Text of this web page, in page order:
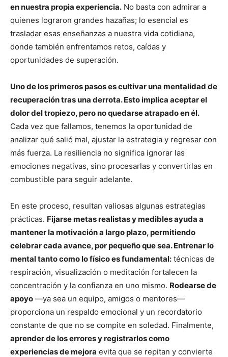
en nuestra propia experiencia. No basta con admirar a
quienes lograron grandes hazañas; lo esencial es
trasladar esas enseñanzas a nuestra vida cotidiana,
donde también enfrentamos retos, caídas y
oportunidades de superación.
Uno de los primeros pasos es cultivar una mentalidad de
recuperación tras una derrota. Esto implica aceptar el
dolor del tropiezo, pero no quedarse atrapado en él.
Cada vez que fallamos, tenemos la oportunidad de
analizar qué salió mal, ajustar la estrategia y regresar con
más fuerza. La resiliencia no significa ignorar las
emociones negativas, sino procesarlas y convertirlas en
combustible para seguir adelante.
En este proceso, resultan valiosas algunas estrategias
prácticas. Fijarse metas realistas y medibles ayuda a
mantener la motivación a largo plazo, permitiendo
celebrar cada avance, por pequeño que sea. Entrenar lo
mental tanto como lo físico es fundamental: técnicas de
respiración, visualización o meditación fortalecen la
concentración y la confianza en uno mismo. Rodearse de
apoyo —ya sea un equipo, amigos o mentores—
proporciona un respaldo emocional y un recordatorio
constante de que no se compite en soledad. Finalmente,
aprender de los errores y registrarlos como
experiencias de mejora evita que se repitan y convierte